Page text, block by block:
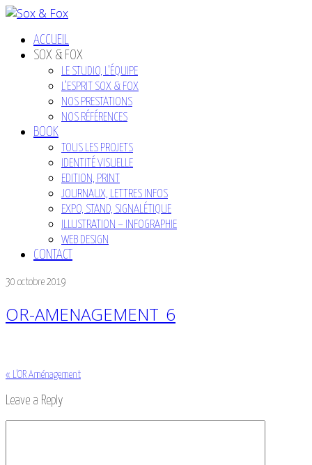
ACCUEIL
SOX & FOX
LE STUDIO, L’ÉQUIPE
L’ESPRIT SOX & FOX
NOS PRESTATIONS
NOS RÉFÉRENCES
BOOK
TOUS LES PROJETS
IDENTITÉ VISUELLE
EDITION, PRINT
JOURNAUX, LETTRES INFOS
EXPO, STAND, SIGNALÉTIQUE
ILLUSTRATION – INFOGRAPHIE
WEB DESIGN
CONTACT
30 octobre 2019
OR-AMENAGEMENT_6
« L’OR Aménagement
Leave a Reply